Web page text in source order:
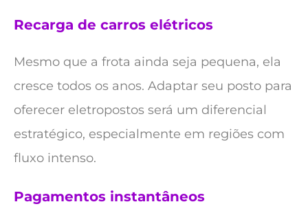
Recarga de carros elétricos
Mesmo que a frota ainda seja pequena, ela
cresce todos os anos. Adaptar seu posto para
oferecer eletropostos será um diferencial
estratégico, especialmente em regiões com
fluxo intenso.
Pagamentos instantâneos